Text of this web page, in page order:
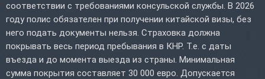
соответствии с требованиями консульской службы. В 2026
году полис обязателен при получении китайской визы, без
него подать документы нельзя. Страховка должна
покрывать весь период пребывания в КНР. Т.е. с даты
въезда и до момента выезда из страны. Минимальная
сумма покрытия составляет 30 000 евро. Допускается